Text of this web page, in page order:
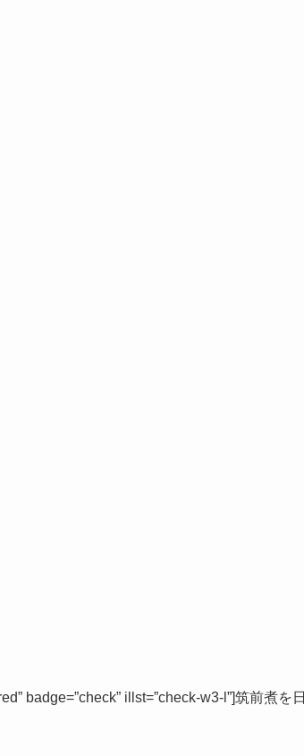
badge=”check” illst=”check-w3-l”]筑前煮を日